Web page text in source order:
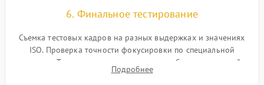
6. Финальное тестирование
Съемка тестовых кадров на разных выдержках и значениях
ISO. Проверка точности фокусировки по специальной
мишени. Тест записи на карту памяти, работы встроенной
вспышки, микрофона и всех кнопок управления.
Подробнее